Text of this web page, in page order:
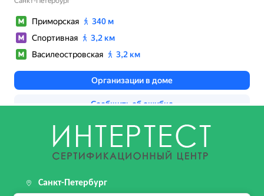
Санкт-Петербург